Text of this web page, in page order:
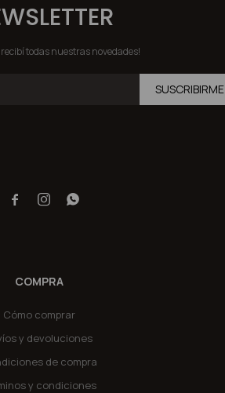
COMPRA
Cómo comprar
y devoluciones
de compra
y condiciones
recibí todas nuestras novedades!
SUSCRIBIRME
  